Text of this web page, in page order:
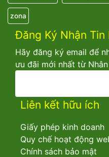
zona
Đăng Ký Nhận Tin
Hãy đăng ký email để
ưu đãi mới nhất từ
Liên kết hữu ích
Giấy phép kinh doanh
Quy chế hoạt động
Chính sách bảo mật